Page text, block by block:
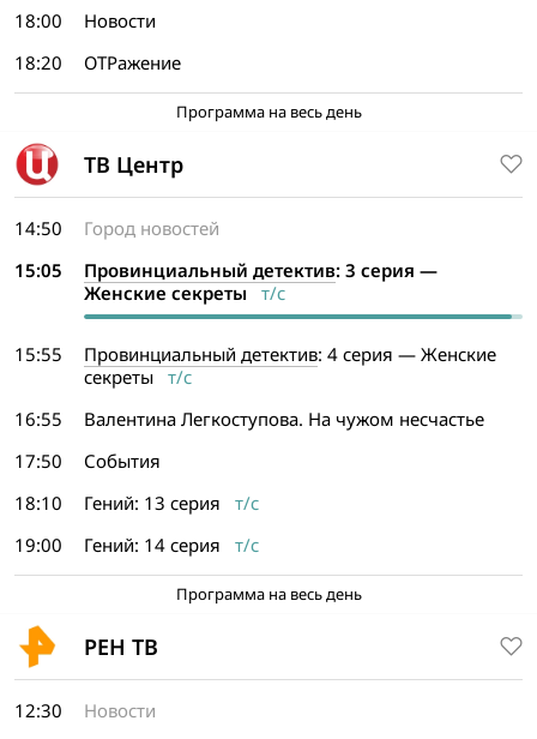
18:00
Новости
18:20
ОТРажение
Программа на весь день
ТВ Центр
14:50
Город новостей
15:05
Провинциальный детектив: 3 серия —
Женские секреты т/с
15:55 Провинциальный детектив: 4 серия — Женские
секреты т/с
16:55
Валентина Легкоступова. На чужом несчастье
17:50
События
18:10
Гений: 13 серия т/с
19:00
Гений: 14 серия т/с
Программа на весь день
РЕН ТВ
12:30
Новости